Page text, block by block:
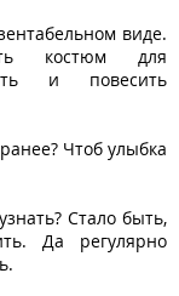
виде.
костюм для
и повесить
Чтоб улыбка
Стало быть,
Да регулярно